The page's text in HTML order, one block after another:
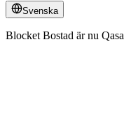
Svenska
Blocket Bostad är nu Qasa